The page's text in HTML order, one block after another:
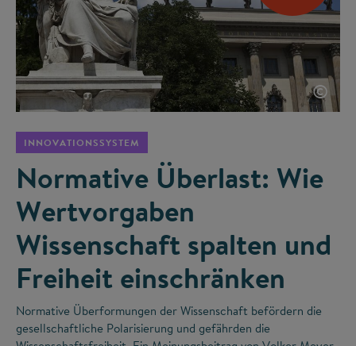
©
INNOVATIONSSYSTEM
Normative Überlast: Wie
Wertvorgaben
Wissenschaft spalten und
Freiheit einschränken
Normative Überformungen der Wissenschaft befördern die
gesellschaftliche Polarisierung und gefährden die